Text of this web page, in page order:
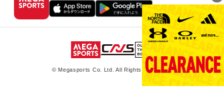
© Megasports Co. Ltd. All Rights Reserved.